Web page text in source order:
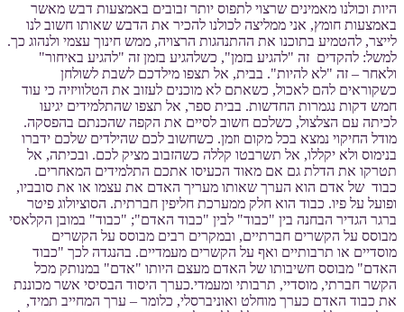
היות וכולנו מאמינים שרצוי לתפוס יותר זבובים באמצעות דבש מאשר
באמצעות חומץ, אני ממליצה לכולנו להכיר את הדבש שאותו חשוב לנו
לייצר, להטמיע בתוכנו את ההתנהגות הרצויה, ממש חינוך עצמי ולנהוג כך.
למשל: להקדים זה "להגיע בזמן", כשלהגיע בזמן זה "להגיע באיחור"
ולאחר – זה "לא להיות". בבית, אל תצפו מילדכם לשבת לשולחן
כשקוראים להם לאכול, כשאתם לא מוכנים לעזוב את הטלוויזיה כי עוד
חמש דקות נגמרות החדשות. בבית ספר, אל תצפו שהתלמידים יגיעו
לכיתה עם הצלצול, כשלכם חשוב לסיים את הקפה שהכנתם בהפסקה.
מודל החיקוי נמצא בכל מקום וזמן. כשחשוב לכם שהילדים שלכם ידברו
בנימוס ולא יקללו, אל תשרבטו קללה כשהזבוב מציק לכם. ובכיתה, אל
תטרקו את הדלת גם אם מאוד הכעיסו אתכם התלמידים המאחרים.
כבוד של אדם הוא הערך שאותו מעריך האדם את עצמו או את סובביו,
ופועל על פיו. כבוד הוא חלק ממערכת חליפין חברתית. הסוציולוג פיטר
ברגר הגדיר הבחנה בין "כבוד" לבין "כבוד האדם"; "כבוד" במובן הקלאסי
מבוסס על הקשרים חברתיים, ובמקרים רבים מבוסס על הקשרים
מוסדיים או תרבותיים ואף על הקשרים מעמדיים. בהנגדה לכך "כבוד
האדם" מבוסס חשיבותו של האדם מעצם היותו "אדם" במנותק מכל
הקשר חברתי, מוסדיי, תרבותי ומעמדי.כערך היסוד הבסיסי אשר מכוננת
את כבוד האדם כערך מוחלט ואוניברסלי, כלומר – ערך המחייב תמיד,